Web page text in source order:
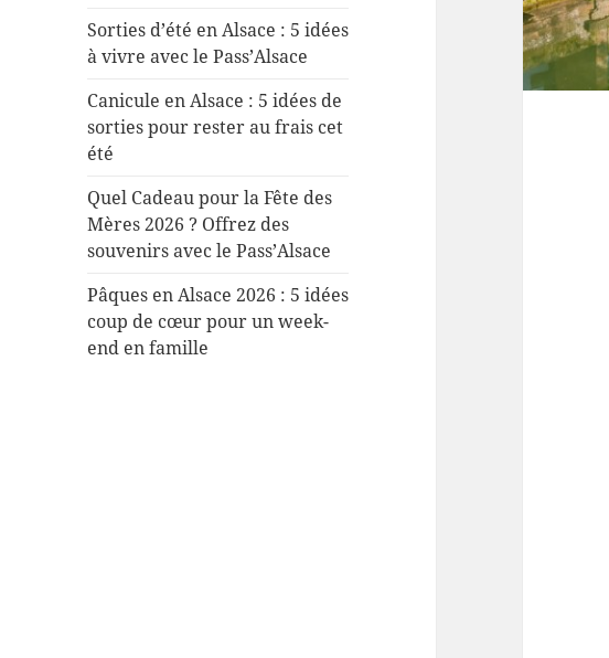
Sorties d’été en Alsace : 5 idées
à vivre avec le Pass’Alsace
Canicule en Alsace : 5 idées de
sorties pour rester au frais cet
été
Quel Cadeau pour la Fête des
Mères 2026 ? Offrez des
souvenirs avec le Pass’Alsace
Pâques en Alsace 2026 : 5 idées
coup de cœur pour un week-
end en famille